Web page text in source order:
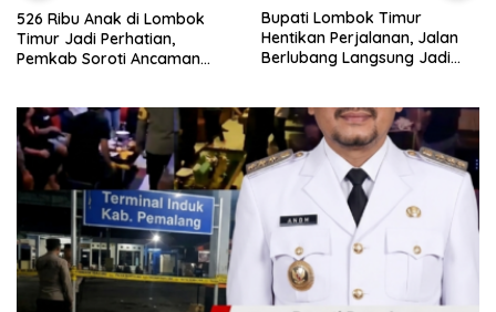
526 Ribu Anak di Lombok
Timur Jadi Perhatian,
Pemkab Soroti Ancaman
Bupati Lombok Timur
Hentikan Perjalanan, Jalan
Berlubang Langsung Jadi